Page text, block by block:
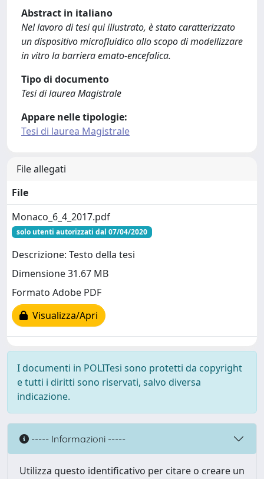
Abstract in italiano
Nel lavoro di tesi qui illustrato, è stato caratterizzato
un dispositivo microfluidico allo scopo di modellizzare
in vitro la barriera emato-encefalica.
Tipo di documento
Tesi di laurea Magistrale
Appare nelle tipologie:
Tesi di laurea Magistrale
File allegati
File
Monaco_6_4_2017.pdf
solo utenti autorizzati dal 07/04/2020
Descrizione: Testo della tesi
Dimensione 31.67 MB
Formato Adobe PDF
Visualizza/Apri
I documenti in POLITesi sono protetti da copyright
e tutti i diritti sono riservati, salvo diversa
indicazione.
----- Informazioni -----
Utilizza questo identificativo per citare o creare un